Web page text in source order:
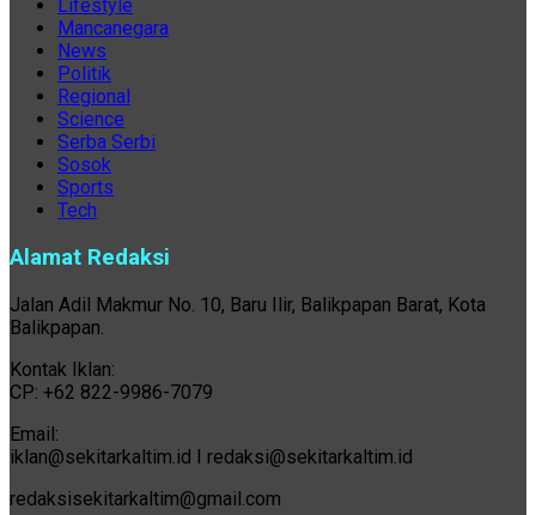
Lifestyle
Mancanegara
News
Politik
Regional
Science
Serba Serbi
Sosok
Sports
Tech
Alamat Redaksi
Jalan Adil Makmur No. 10, Baru Ilir, Balikpapan Barat, Kota
Balikpapan.
Kontak Iklan:
CP: +62 822-9986-7079
Email:
iklan@sekitarkaltim.id I redaksi@sekitarkaltim.id
redaksisekitarkaltim@gmail.com